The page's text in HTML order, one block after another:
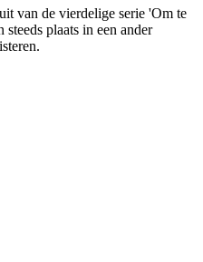
van de vierdelige serie 'Om te
plaats in een ander